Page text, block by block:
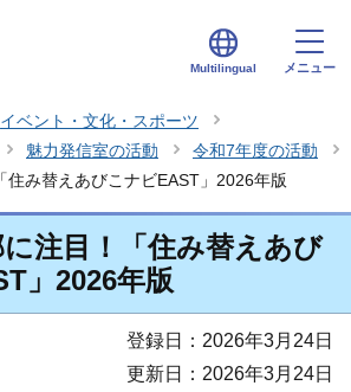
Multilingual メニュー
イベント・文化・スポーツ
魅力発信室の活動
令和7年度の活動
住み替えあびこナビEAST」2026年版
注目！「住み替えあび
」2026年版
登録日：2026年3月24日
更新日：2026年3月24日